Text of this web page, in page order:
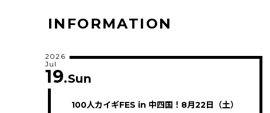
INFORMATION
100人カイギFES in 中四国！8月22日（土）
2026
Jul
19.Sun